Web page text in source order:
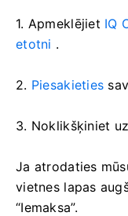
1. Apmeklējiet IQ
etotni .
2. Piesakieties
3. Noklikšķiniet
Ja atrodaties
vietnes lapas
“Iemaksa”.